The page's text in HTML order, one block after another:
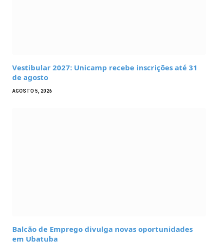
Vestibular 2027: Unicamp recebe inscrições até 31
de agosto
AGOSTO 5, 2026
Balcão de Emprego divulga novas oportunidades
em Ubatuba